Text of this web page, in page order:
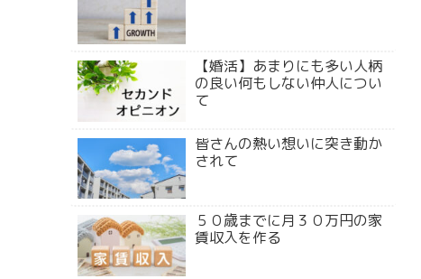
【婚活】あまりにも多い人柄
の良い何もしない仲人につい
て
皆さんの熱い想いに突き動か
されて
５０歳までに月３０万円の家
賃収入を作る